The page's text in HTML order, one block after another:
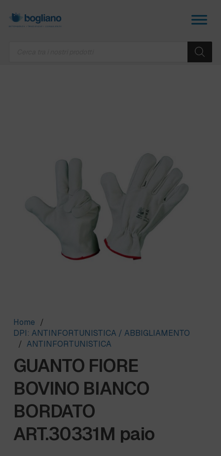
Home /
DPI: ANTINFORTUNISTICA / ABBIGLIAMENTO
/ ANTINFORTUNISTICA
GUANTO FIORE
BOVINO BIANCO
BORDATO
ART.30331M paio